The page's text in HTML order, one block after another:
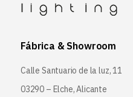
Fábrica & Showroom
Calle Santuario de la luz, 11
03290 – Elche, Alicante